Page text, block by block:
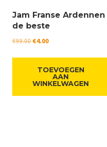
Jam Franse Ardennen
de beste
€99.00Oorspronkelijke
€4.00Huidige
€4.00.
TOEVOEGEN
AAN
WINKELWAGEN